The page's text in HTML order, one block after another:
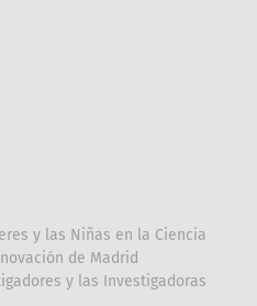
y las Niñas en la Ciencia
de Madrid
y las Investigadoras